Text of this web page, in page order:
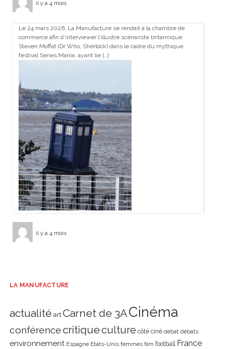
il y a 4 mois
Le 24 mars 2026, La Manufacture se rendait à la chambre de
commerce afin d’interviewer l’illustre scénariste britannique
Steven Moffat (Dr Who, Sherlock) dans le cadre du mythique
festival Series Mania, ayant lie […]
il y a 4 mois
LA MANUFACTURE
actualité art Carnet de 3ACinéma
conférencecritiqueculture côté ciné débat débats
environnement Espagne Etats-Unis femmes film football France